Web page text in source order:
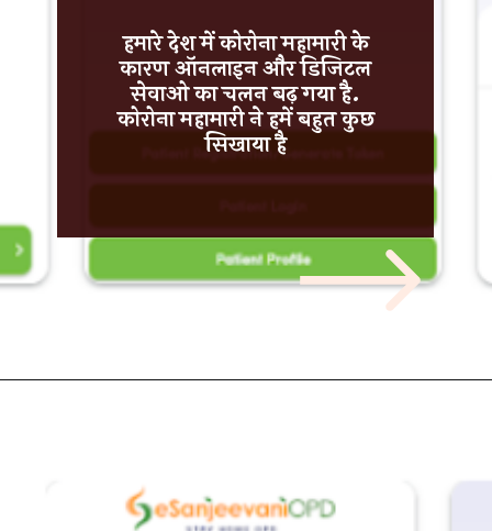
हमारे देश में कोरोना महामारी के
कारण ऑनलाइन और डिजिटल
सेवाओ का चलन बढ़ गया है.
कोरोना महामारी ने हमें बहुत कुछ
सिखाया है